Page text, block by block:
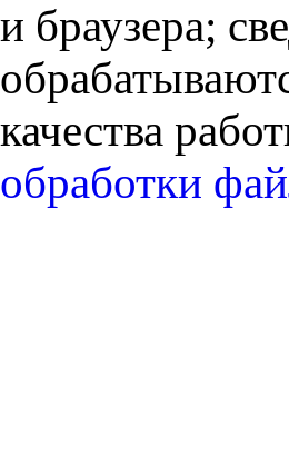
и браузера;
качества
обработки